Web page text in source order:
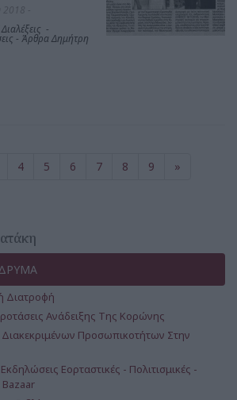
Διαλέξεις -
- Άρθρα Δημήτρη
4 5 6 7 8 9 »
Διατροφή
Ανάδειξης Της Κορώνης
Διακεκριμένων Προσωπικοτήτων Στην
Εορταστικές - Πολιτισμικές -
Bazaar